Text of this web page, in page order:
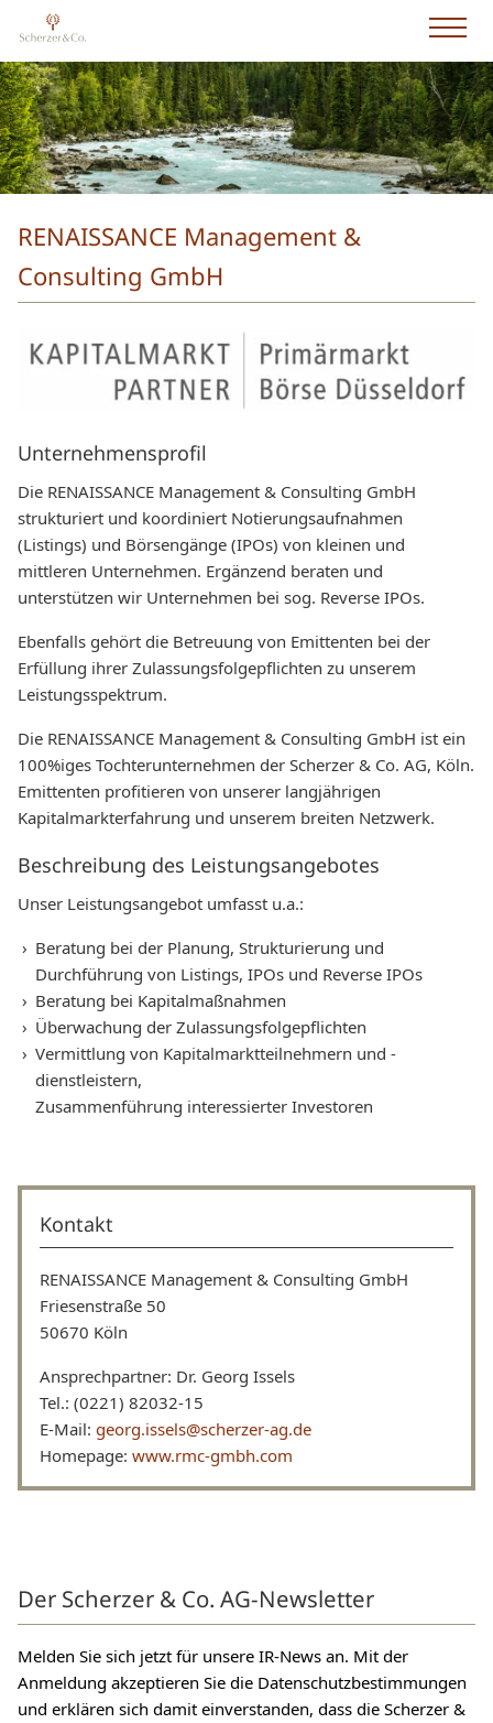
RENAISSANCE Management &
Consulting GmbH
Unternehmensprofil
Die RENAISSANCE Management & Consulting GmbH
strukturiert und koordiniert Notierungsaufnahmen
(Listings) und Börsengänge (IPOs) von kleinen und
mittleren Unternehmen. Ergänzend beraten und
unterstützen wir Unternehmen bei sog. Reverse IPOs.
Ebenfalls gehört die Betreuung von Emittenten bei der
Erfüllung ihrer Zulassungsfolgepflichten zu unserem
Leistungsspektrum.
Die RENAISSANCE Management & Consulting GmbH ist ein
100%iges Tochterunternehmen der Scherzer & Co. AG, Köln.
Emittenten profitieren von unserer langjährigen
Kapitalmarkterfahrung und unserem breiten Netzwerk.
Beschreibung des Leistungsangebotes
Unser Leistungsangebot umfasst u.a.:
Beratung bei der Planung, Strukturierung und
Durchführung von Listings, IPOs und Reverse IPOs
Beratung bei Kapitalmaßnahmen
Überwachung der Zulassungsfolgepflichten
Vermittlung von Kapitalmarktteilnehmern und -
dienstleistern,
Zusammenführung interessierter Investoren
Kontakt
RENAISSANCE Management & Consulting GmbH
⁢Friesenstraße 50
50670 Köln⁢
Ansprechpartner: Dr. Georg Issels
Tel.: (0221) 82032-15
E-Mail: georg.issels@scherzer-ag.de
Homepage: www.rmc-gmbh.com
Der Scherzer & Co. AG-Newsletter
Melden Sie sich jetzt für unsere IR-News an. Mit der
Anmeldung akzeptieren Sie die Datenschutzbestimmungen
und erklären sich damit einverstanden, dass die Scherzer &